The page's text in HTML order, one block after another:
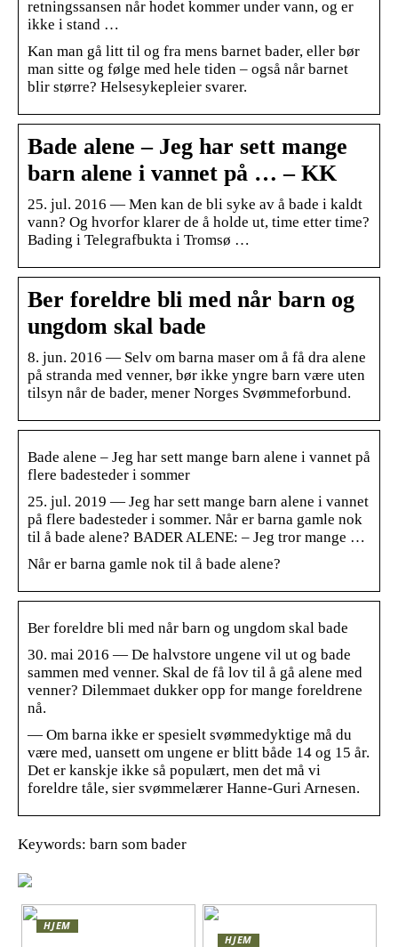
retningssansen når hodet kommer under vann, og er
ikke i stand …
Kan man gå litt til og fra mens barnet bader, eller bør
man sitte og følge med hele tiden – også når barnet
blir større? Helsesykepleier svarer.
Bade alene – Jeg har sett mange
barn alene i vannet på … – KK
25. jul. 2016 — Men kan de bli syke av å bade i kaldt
vann? Og hvorfor klarer de å holde ut, time etter time?
Bading i Telegrafbukta i Tromsø …
Ber foreldre bli med når barn og
ungdom skal bade
8. jun. 2016 — Selv om barna maser om å få dra alene
på stranda med venner, bør ikke yngre barn være uten
tilsyn når de bader, mener Norges Svømmeforbund.
Bade alene – Jeg har sett mange barn alene i vannet på
flere badesteder i sommer
25. jul. 2019 — Jeg har sett mange barn alene i vannet
på flere badesteder i sommer. Når er barna gamle nok
til å bade alene? BADER ALENE: – Jeg tror mange …
Når er barna gamle nok til å bade alene?
Ber foreldre bli med når barn og ungdom skal bade
30. mai 2016 — De halvstore ungene vil ut og bade
sammen med venner. Skal de få lov til å gå alene med
venner? Dilemmaet dukker opp for mange foreldrene
nå.
— Om barna ikke er spesielt svømmedyktige må du
være med, uansett om ungene er blitt både 14 og 15 år.
Det er kanskje ikke så populært, men det må vi
foreldre tåle, sier svømmelærer Hanne-Guri Arnesen.
Keywords: barn som bader
HJEM
HJEM